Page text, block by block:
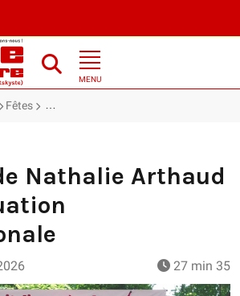
MENU
Fêtes Meeting de Nathalie Arthaud sur la
Nathalie Arthaud
27 min 35